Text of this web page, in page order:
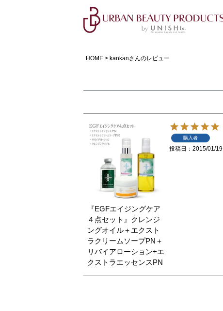
HOME kankanさんのレビュー
『EGFエイジングケア
４点セット』クレンジ
ングオイル＋エクスト
ラクリームソープPN＋
リバイアローション+エ
クストラエッセンスPN
購入者
投稿日 2015/01/19